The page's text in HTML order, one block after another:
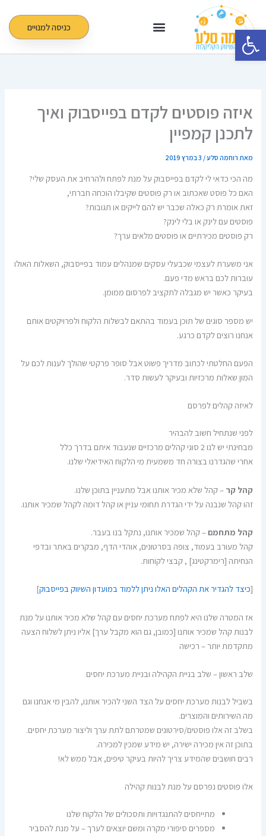
פתח סרגל נגישות
לתוכן
כניסה למנויים
איזה פוסטים לקדם בפייסבוק ואיך
לתכנן קמפיין
מאת רוחמה סלע/ 3 במרץ 2019
מה הכי כדאי לי לקדם בפייסבוק על מנת לפתח ולהרחיב את העסק שלי?
האם כל פוסט שאכתוב או רק פוסטים שקיבלו הוכחה חברתי,
זאת אומרת רק כאלה שכבר יש להם לייקים או תגובות?
פוסטים עם לינק או בלי לינק?
רק פוסטים מכירתיים או פוסטים מלאים ערך?
אני משערת לעצמי שכבעלי עסקים שמנהלים עמוד בפייסבוק, השאלות האולו
עוברות לכם בראש מדי פעם.
בעיקר כאשר יש מגבלה לתקציב לפרסום ממומן.
יש מספר סוגים של תוכן בעמוד בהתאם לבשלות הלקוח ולפרויקטים אותם
אנחנו רוצים לקדם כרגע.
הפעם החלטתי לכתוב מדריך פשוט אבל סופר פרקטי שהולך לענות לכם על
המון שאלות מרכזיות ובעיקר לעשות סדר.
לאיזה קהלים לפרסם
לפני שנתחיל חשוב להבהיר
מבחינתי יש לנו 2 סוגי קהלים מרכזיים שנעבוד איתם בדרך כלל
אחרי שהגדרנו בצורה חד משמעית מי הלקוח האידיאלי שלנו.
קהל קר – קהל שלא מכיר אותנו אבל מתעניין בתוכן שלנו.
זהו קהל שנבנה על ידי הגדרת תחומי עניין או קהל דומה לקהל שמכיר אותנו.
קהל מתחמם– קהל שמכיר אותנו, נתקל בנו בעבר.
קהל מעורב בעמוד, צופה בסרטונים, אוהדי הדף, מבקרים באתר ובדפי
הנחיתה [רימרקטינג] , קבצי לקוחות.
[כיצד להגדיר את הקהלים האלו ניתן ללמוד במועדון השיווק בפייסבוק]
אז המטרה שלנו היא לפתח מערכת יחסים עם קהל שלא מכיר אותנו על מנת
לבנות קהל שמכיר אותנו [כמובן, גם הוא מקבל ערך] אליו ניתן לשלוח הצעה
מתקדמת יותר – רכישה
שלב ראשון – שלב בניית הקהילה ובניית מערכת יחסים
בשביל לבנות מערכת יחסים על הצד השני להכיר אותנו, להבין מי אנחנו וגם
מה השירותים והמוצרים.
בשלב זה אלו פוסטים/סירטונים שמטרתם לתת ערך וליצור מערכת יחסים.
בתוכן זה אין מכירה ישירה, יש מידע שמכין למכירה.
רבים חושבים שהמידע צריך להיות בעיקר טיפים, אבל ממש לא!
אלו פוסטים נפרסם על מנת לבנות קהילה
מתייחסים להתנגדויות ותסכולים של הלקוח שלנו
מספרים סיפורי מקרה ומשם יוצאים לערך – על מנת להסביר